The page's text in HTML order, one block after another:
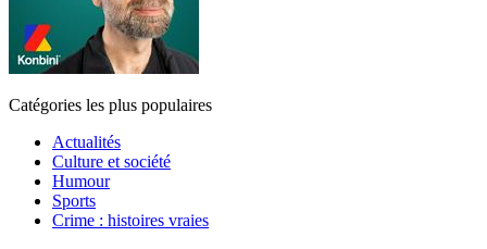
Catégories les plus populaires
Actualités
Culture et société
Humour
Sports
Crime : histoires vraies